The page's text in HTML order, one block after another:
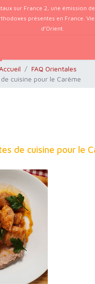
sur France 2, une émission
présentes en France.
d’Orient.
FAQ Orientales
cuisine pour le Carême
de cuisine pour le